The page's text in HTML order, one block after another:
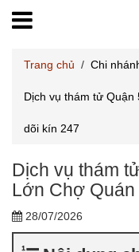
Trang chủ / Chi
Dịch vụ thám tử
dõi kín 247
Dịch vụ thám
Lớn Chợ
28/07/2026